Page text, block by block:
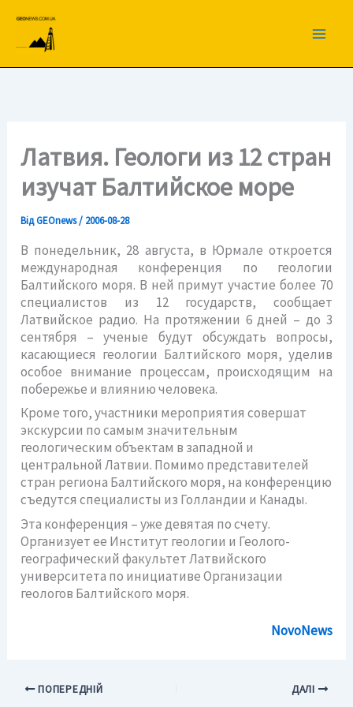
вмісту
Латвия. Геологи из 12 стран
изучат Балтийское море
ВідGEOnews/ 2006-08-28
В понедельник, 28 августа, в Юрмале откроется
международная конференция по геологии
Балтийского моря. В ней примут участие более 70
специалистов из 12 государств, сообщает
Латвийское радио. На протяжении 6 дней – до 3
сентября – ученые будут обсуждать вопросы,
касающиеся геологии Балтийского моря, уделив
особое внимание процессам, происходящим на
побережье и влиянию человека.
Кроме того, участники мероприятия совершат
экскурсии по самым значительным
геологическим объектам в западной и
центральной Латвии. Помимо представителей
стран региона Балтийского моря, на конференцию
съедутся специалисты из Голландии и Канады.
Эта конференция – уже девятая по счету.
Организует ее Институт геологии и Геолого-
географический факультет Латвийского
университета по инициативе Организации
геологов Балтийского моря.
NovoNews
ПОПЕРЕДНІЙ ДАЛІ